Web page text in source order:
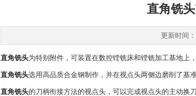
直角铣
更新时间
直角铣头为特别附件，可装置在数控镗铣床和镗铣加工基地上
直角铣头选用高品质合金钢制作，并在视点头两侧边磨削了基
直角铣头的刀柄衔接方法的视点头，可以完成视点头的主动换